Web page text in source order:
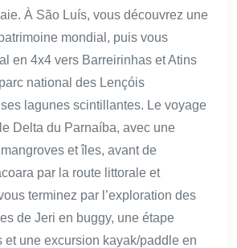
À São Luís, vous découvrez une
mondial, puis vous
en 4x4 vers Barreirinhas et Atins
national des Lençóis
lagunes scintillantes. Le voyage
Delta du Parnaíba, avec une
et îles, avant de
par la route littorale et
terminez par l’exploration des
de Jeri en buggy, une étape
et une excursion kayak/paddle en